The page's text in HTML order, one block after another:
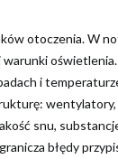
otoczenia. W
i
snu,
błędy